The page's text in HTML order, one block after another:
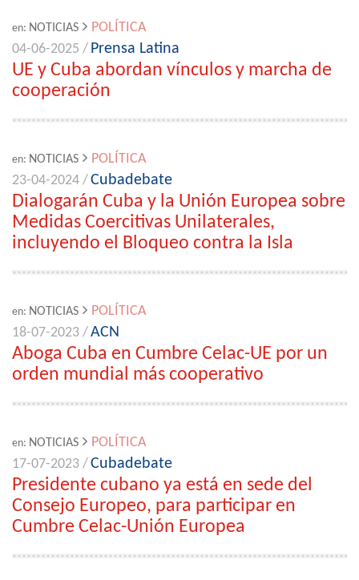
en: NOTICIAS
POLÍTICA
04-06-2025 / Prensa Latina
UE y Cuba abordan vínculos y marcha de
cooperación
en: NOTICIAS
POLÍTICA
23-04-2024 /Cubadebate
Dialogarán Cuba y la Unión Europea sobre
Medidas Coercitivas Unilaterales,
incluyendo el Bloqueo contra la Isla
en: NOTICIAS
POLÍTICA
18-07-2023 /ACN
Aboga Cuba en Cumbre Celac-UE por un
orden mundial más cooperativo
en: NOTICIAS
POLÍTICA
17-07-2023 /Cubadebate
Presidente cubano ya está en sede del
Consejo Europeo, para participar en
Cumbre Celac-Unión Europea